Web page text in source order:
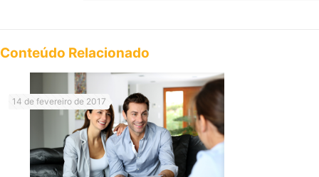
Conteúdo Relacionado
14 de fevereiro de 2017